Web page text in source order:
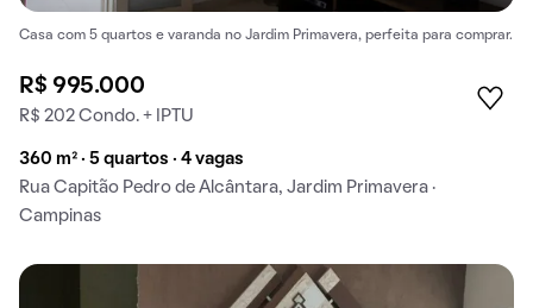
Casa com 5 quartos e varanda no Jardim Primavera, perfeita para comprar.
R$ 995.000
R$ 202 Condo. + IPTU
360 m² · 5 quartos · 4 vagas
Rua Capitão Pedro de Alcântara, Jardim Primavera ·
Campinas